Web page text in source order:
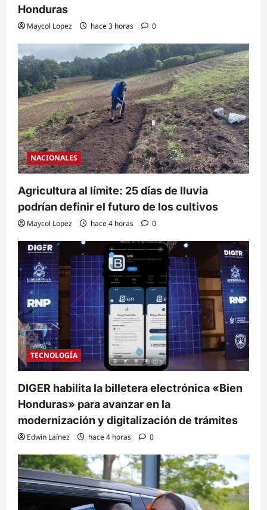
Honduras
Maycol Lopez hace 3 horas 0
NACIONALES
Agricultura al límite: 25 días de lluvia
podrían definir el futuro de los cultivos
Maycol Lopez hace 4 horas 0
TECNOLOGÍA
DIGER habilita la billetera electrónica «Bien
Honduras» para avanzar en la
modernización y digitalización de trámites
Edwin Laínez hace 4 horas 0